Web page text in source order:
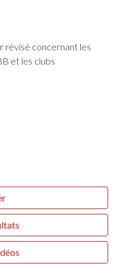
révisé concernant les
et les clubs